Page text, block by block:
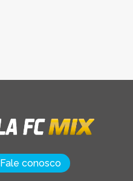
Fale conosco